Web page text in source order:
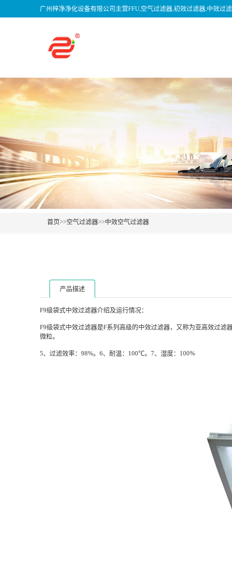
广州梓净净化设备有限公司主营FFU,空气过滤器,初效过滤器,中效过
首页>>空气过滤器>>中效空气过滤器
产品描述
F9级袋式中效过滤器介绍及运行情况：
F9级袋式中效过滤器是F系列高级的中效过滤器，又称为亚高效过滤
微粒。
5、过滤效率：98%。6、耐温：100℃。7、湿度：100%